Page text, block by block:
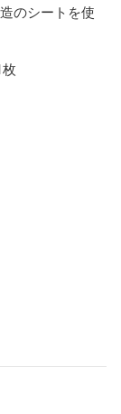
のシートを使
めになってい